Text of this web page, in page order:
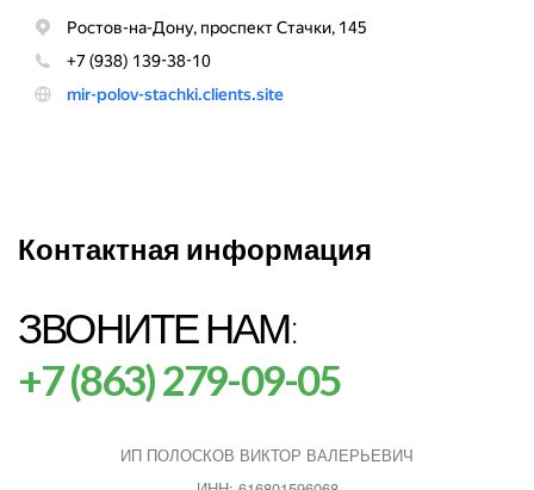
Контактная информация
ЗВОНИТЕ НАМ:
+7 (863) 279-09-05
ИП ПОЛОСКОВ ВИКТОР ВАЛЕРЬЕВИЧ